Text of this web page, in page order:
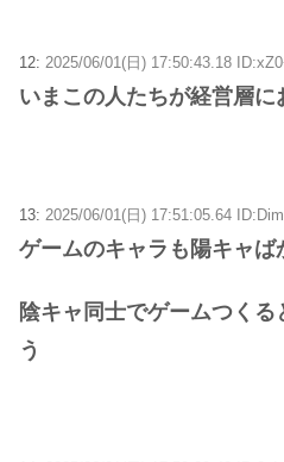
12: 2025/06/01(日) 17:50:43.18
いまこの人たちが経営層に
13: 2025/06/01(日) 17:51:05.64
ゲームのキャラも陽キャば
陰キャ同士でゲームつく
う